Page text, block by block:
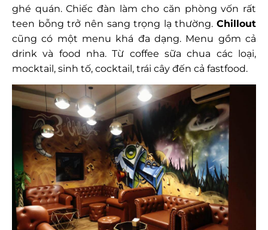
ghé quán. Chiếc đàn làm cho căn phòng vốn rất
teen bỗng trở nên sang trọng lạ thường. Chillout
cũng có một menu khá đa dạng. Menu gồm cả
drink và food nha. Từ coffee sữa chua các loại,
mocktail, sinh tố, cocktail, trái cây đến cả fastfood.